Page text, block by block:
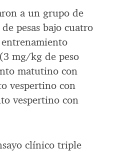
a un grupo de
pesas bajo cuatro
mg/kg de peso
matutino con
vespertino con
vespertino con
clínico triple